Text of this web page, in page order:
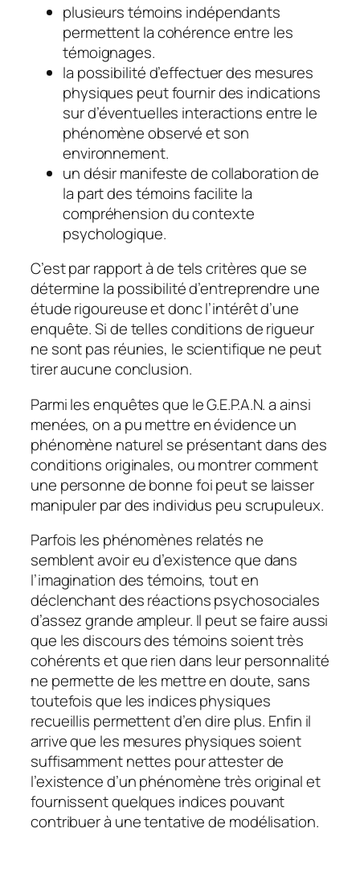
plusieurs témoins indépendants
permettent la cohérence entre les
témoignages.
la possibilité d’effectuer des mesures
physiques peut fournir des indications
sur d’éventuelles interactions entre le
phénomène observé et son
environnement.
un désir manifeste de collaboration de
la part des témoins facilite la
compréhension du contexte
psychologique.
C’est par rapport à de tels critères que se
détermine la possibilité d’entreprendre une
étude rigoureuse et donc l’intérêt d’une
enquête. Si de telles conditions de rigueur
ne sont pas réunies, le scientifique ne peut
tirer aucune conclusion.
Parmi les enquêtes que le G.E.P.A.N. a ainsi
menées, on a pu mettre en évidence un
phénomène naturel se présentant dans des
conditions originales, ou montrer comment
une personne de bonne foi peut se laisser
manipuler par des individus peu scrupuleux.
Parfois les phénomènes relatés ne
semblent avoir eu d’existence que dans
l’imagination des témoins, tout en
déclenchant des réactions psychosociales
d’assez grande ampleur. Il peut se faire aussi
que les discours des témoins soient très
cohérents et que rien dans leur personnalité
ne permette de les mettre en doute, sans
toutefois que les indices physiques
recueillis permettent d’en dire plus. Enfin il
arrive que les mesures physiques soient
suffisamment nettes pour attester de
l’existence d’un phénomène très original et
fournissent quelques indices pouvant
contribuer à une tentative de modélisation.